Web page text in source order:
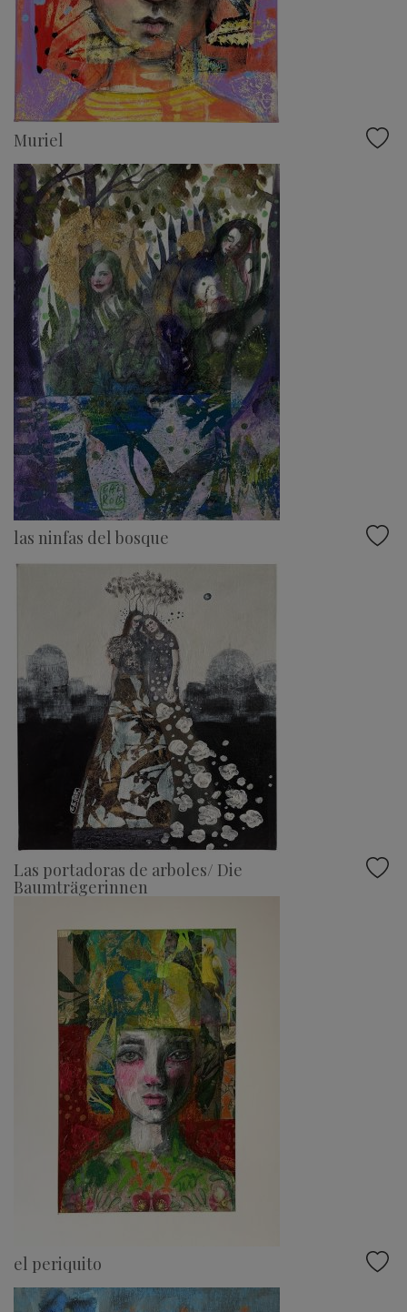
Muriel
las ninfas del bosque
Las portadoras de arboles/ Die
Baumträgerinnen
el periquito